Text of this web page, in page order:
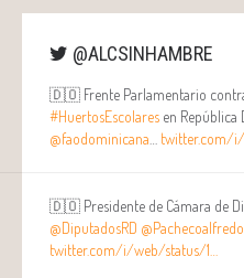
@ALCSINHAMBRE
🇩🇴 Frente Parlamentario
#HuertosEscolares en República
@faodominicana
twitter.com/i/
🇩🇴 Presidente de Cámara de
@DiputadosRD
twitter.com/i/web/status/1…